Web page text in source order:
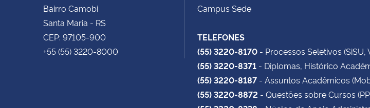
Bairro Camobi
Santa Maria - RS
CEP: 97105-900
+55 (55) 3220-8000
Campus Sede
TELEFONES
(55) 3220-8170 - Processos Seletivos (SiSU,
(55) 3220-8371 - Diplomas, Histórico
(55) 3220-8187 - Assuntos Acadêmicos
(55) 3220-8872 - Questões sobre Cursos